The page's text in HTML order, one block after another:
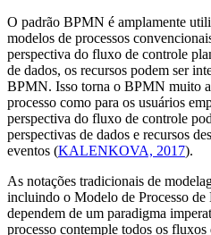
O padrão BPMN é amplamente
modelos de processos
perspectiva do fluxo de controle
de dados, os recursos podem ser
BPMN. Isso torna o BPMN muito
processo como para os usuários
perspectiva do fluxo de controle
perspectivas de dados e recursos
eventos (KALENKOVA, 2017).
As notações tradicionais de
incluindo o Modelo de Processo
dependem de um paradigma
processo contemple todos os